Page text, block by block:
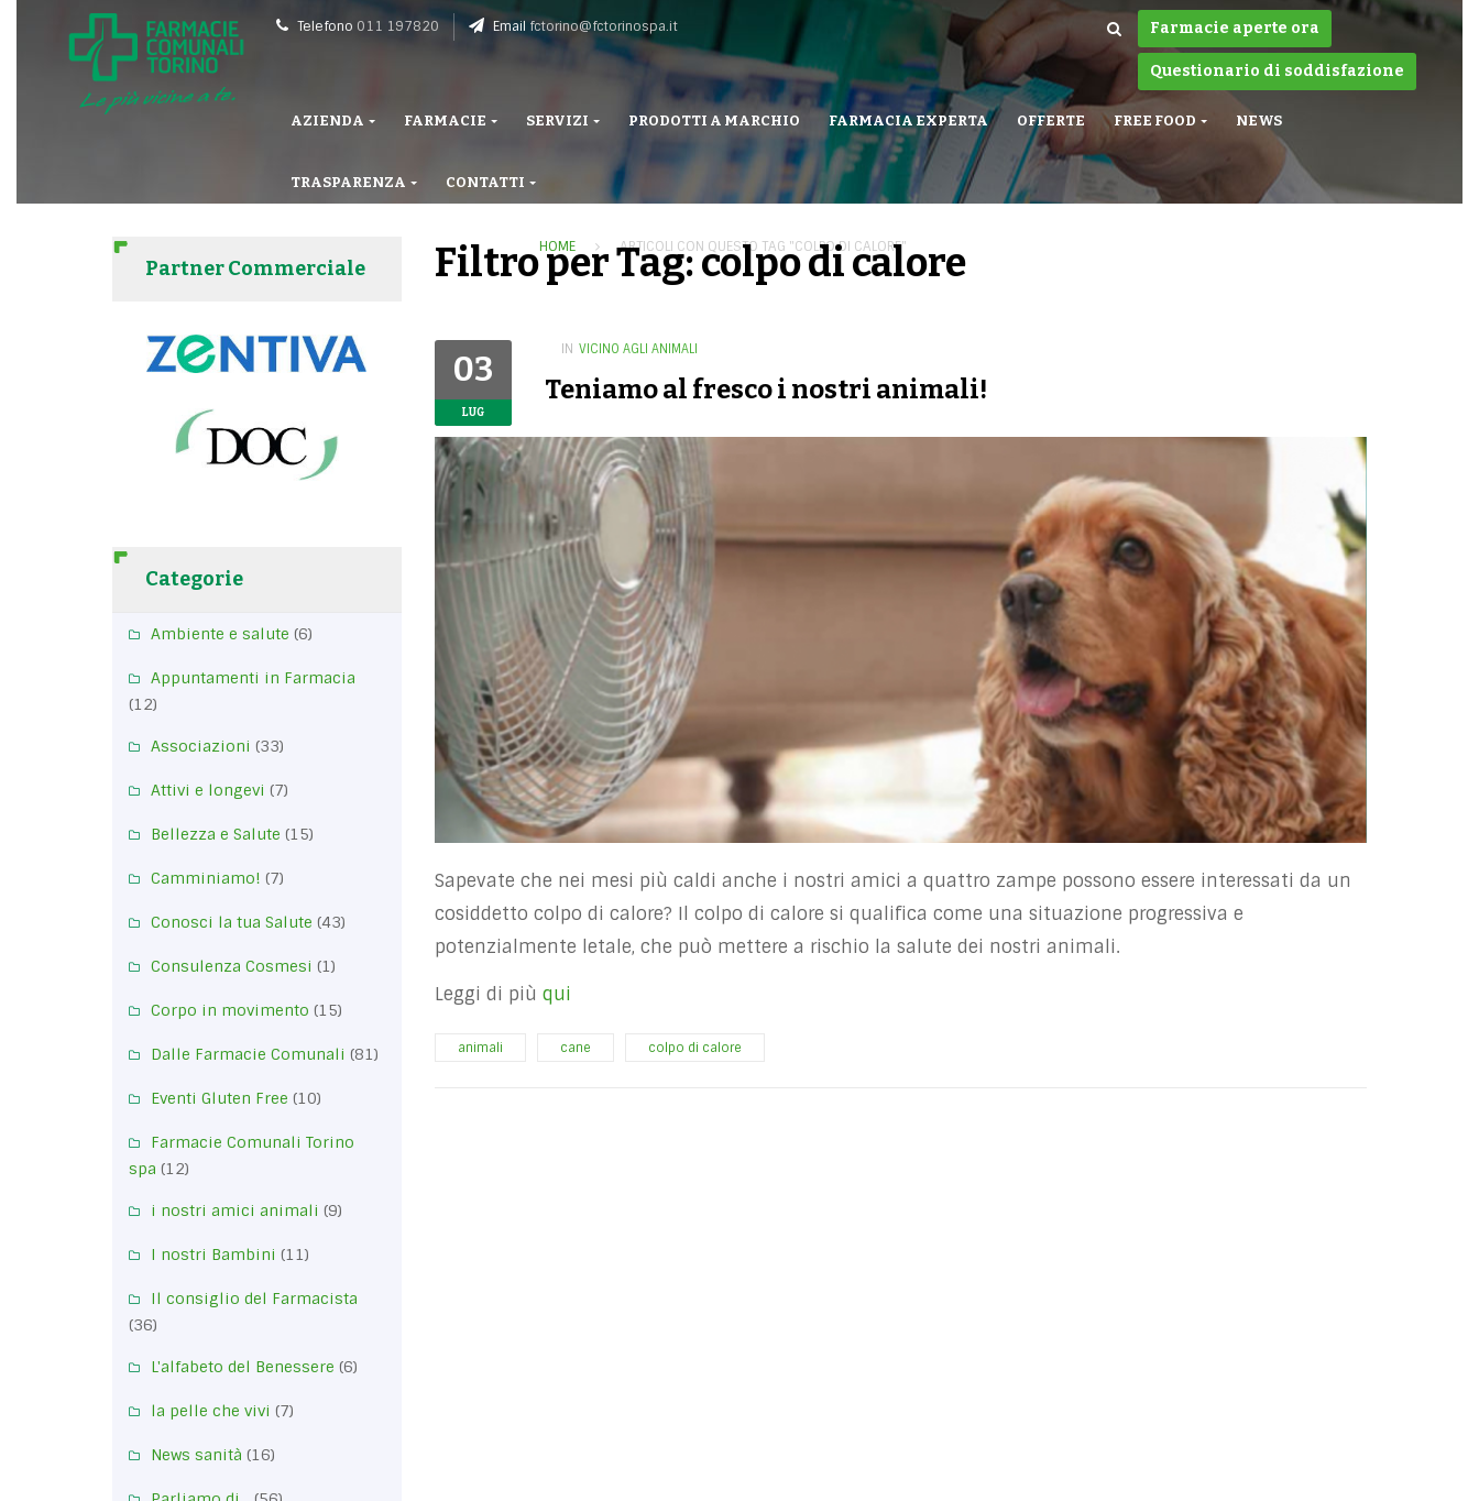
Farmacie aperte ora
Questionario di soddisfazione
Telefono 011 197820 Email fctorino@fctorinospa.it
AZIENDA FARMACIE SERVIZI PRODOTTI A MARCHIO FARMACIA EXPERTA OFFERTE FREE FOOD NEWS
TRASPARENZA CONTATTI
HOME ARTICOLI CON QUESTO TAG "COLPO DI CALORE"
Partner Commerciale
Categorie
Ambiente e salute (6)
Appuntamenti in Farmacia
(12)
Associazioni (33)
Attivi e longevi (7)
Bellezza e Salute (15)
Camminiamo! (7)
Conosci la tua Salute (43)
Consulenza Cosmesi (1)
Corpo in movimento (15)
Dalle Farmacie Comunali (81)
Eventi Gluten Free (10)
Farmacie Comunali Torino
spa (12)
i nostri amici animali (9)
I nostri Bambini (11)
Il consiglio del Farmacista
(36)
L'alfabeto del Benessere (6)
la pelle che vivi (7)
News sanità (16)
Filtro per Tag: colpo di calore
03
LUG
IN VICINO AGLI ANIMALI
Teniamo al fresco i nostri animali!
Sapevate che nei mesi più caldi anche i nostri amici a quattro zampe possono essere interessati da un
cosiddetto colpo di calore? Il colpo di calore si qualifica come una situazione progressiva e
potenzialmente letale, che può mettere a rischio la salute dei nostri animali.
Leggi di più qui
animali cane colpo di calore